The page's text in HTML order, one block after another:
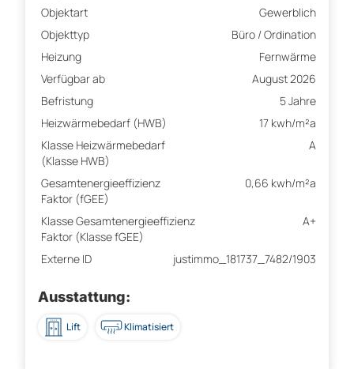
Objektart
Gewerblich
Objekttyp
Büro / Ordination
Heizung
Fernwärme
Verfügbar ab
August 2026
Befristung
5 Jahre
Heizwärmebedarf (HWB)
17 kwh/m²a
Klasse Heizwärmebedarf
(Klasse HWB)
A
Gesamtenergieeffizienz
Faktor (fGEE)
0,66 kwh/m²a
Klasse Gesamtenergieeffizienz
Faktor (Klasse fGEE)
A+
Externe ID justimmo_181737_7482/1903
Ausstattung:
Lift Klimatisiert